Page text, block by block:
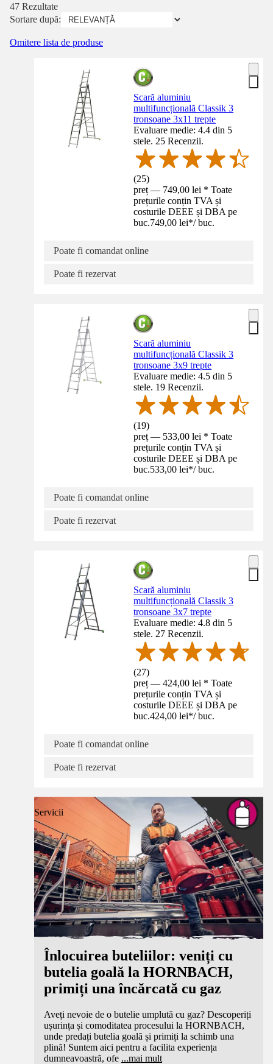
47 Rezultate
Sortare după:
Omitere lista de produse
Scară aluminiu
multifuncțională Classik 3
tronsoane 3x11 trepte
Evaluare medie: 4.4 din 5
stele. 25 Recenzii.
(25)
preț — 749,00 lei * Toate
prețurile conțin TVA și
costurile DEEE și DBA pe
buc.749,00 lei*/ buc.
Poate fi comandat online
Poate fi rezervat
Scară aluminiu
multifuncțională Classik 3
tronsoane 3x9 trepte
Evaluare medie: 4.5 din 5
stele. 19 Recenzii.
(19)
preț — 533,00 lei * Toate
prețurile conțin TVA și
costurile DEEE și DBA pe
buc.533,00 lei*/ buc.
Poate fi comandat online
Poate fi rezervat
Scară aluminiu
multifuncțională Classik 3
tronsoane 3x7 trepte
Evaluare medie: 4.8 din 5
stele. 27 Recenzii.
(27)
preț — 424,00 lei * Toate
prețurile conțin TVA și
costurile DEEE și DBA pe
buc.424,00 lei*/ buc.
Poate fi comandat online
Poate fi rezervat
Servicii
Înlocuirea buteliilor: veniți cu
butelia goală la HORNBACH,
primiți una încărcată cu gaz
Aveți nevoie de o butelie umplută cu gaz? Descoperiți
ușurința și comoditatea procesului la HORNBACH,
unde predați butelia goală și primiți la schimb una
plină! Suntem aici pentru a facilita experiența
dumneavoastră, ofe ...mai mult